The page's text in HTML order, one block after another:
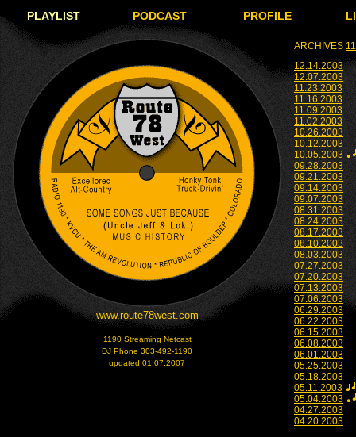
PLAYLIST PODCAST PROFILE
www.route78west.com
1190 Streaming Netcast
DJ Phone 303-492-1190
updated 01.07.2007
ARCHIVES 11
12.14.2003
12.07.2003
11.23.2003
11.16.2003
11.09.2003
11.02.2003
10.26.2003
10.12.2003
10.05.2003
09.28.2003
09.21.2003
09.14.2003
09.07.2003
08.31.2003
08.24.2003
08.17.2003
08.10.2003
08.03.2003
07.27.2003
07.20.2003
07.13.2003
07.06.2003
06.29.2003
06.22.2003
06.15.2003
06.08.2003
06.01.2003
05.25.2003
05.18.2003
05.11.2003
05.04.2003
04.27.2003
04.20.2003